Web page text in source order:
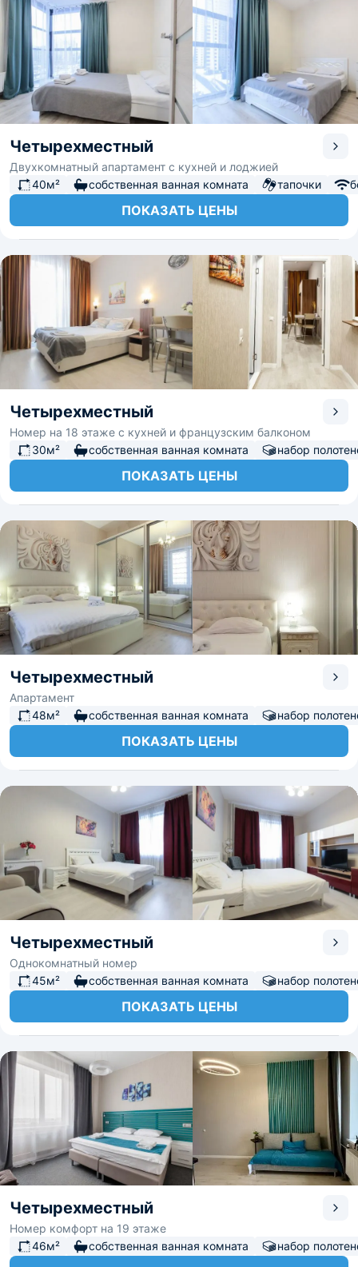
Четырехместный
Двухкомнатный апартамент с кухней и лоджией
40м²
собственная ванная комната тапочки
ПОКАЗАТЬ ЦЕНЫ
Четырехместный
Номер на 18 этаже с кухней и французским балконом
30м²
собственная ванная комната набор
ПОКАЗАТЬ ЦЕНЫ
Четырехместный
Апартамент
48м²
собственная ванная комната набор
ПОКАЗАТЬ ЦЕНЫ
Четырехместный
Однокомнатный номер
45м²
собственная ванная комната набор
ПОКАЗАТЬ ЦЕНЫ
Четырехместный
Номер комфорт на 19 этаже
46м²
собственная ванная комната набор